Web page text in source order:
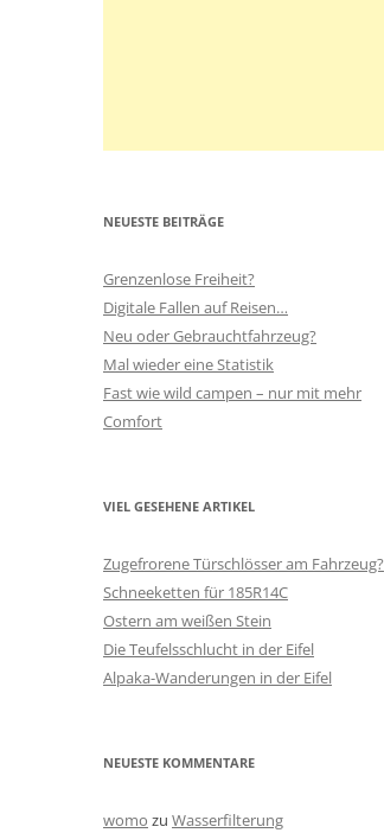
NEUESTE BEITRÄGE
Grenzenlose Freiheit?
Digitale Fallen auf Reisen…
Neu oder Gebrauchtfahrzeug?
Mal wieder eine Statistik
Fast wie wild campen – nur mit mehr
Comfort
VIEL GESEHENE ARTIKEL
Zugefrorene Türschlösser am Fahrzeug?
Schneeketten für 185R14C
Ostern am weißen Stein
Die Teufelsschlucht in der Eifel
Alpaka-Wanderungen in der Eifel
NEUESTE KOMMENTARE
womo zu Wasserfilterung